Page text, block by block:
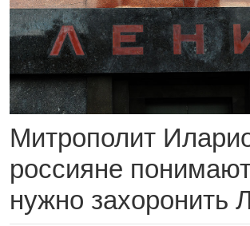
Митрополит
россияне
нужно захоронить